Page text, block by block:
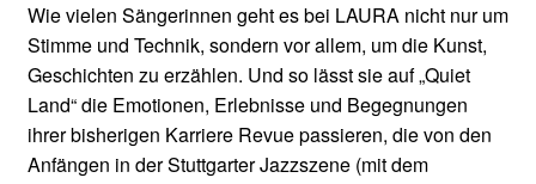
Wie vielen Sängerinnen geht es bei LAURA nicht nur um
Stimme und Technik, sondern vor allem, um die Kunst,
Geschichten zu erzählen. Und so lässt sie auf „Quiet
Land“ die Emotionen, Erlebnisse und Begegnungen
ihrer bisherigen Karriere Revue passieren, die von den
Anfängen in der Stuttgarter Jazzszene (mit dem